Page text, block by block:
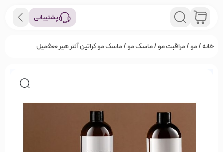
پشتیبانی
خانه/مو/مراقبت مو/ماسک مو/ ماسک مو کراتین آلتر هیر 500‌میل